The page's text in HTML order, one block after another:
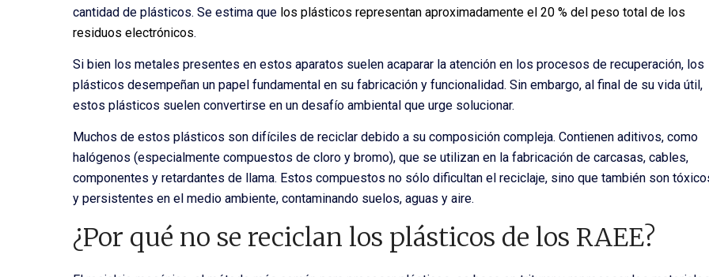
cantidad de plásticos. Se estima que los plásticos representan aproximadamente el 20 % del peso total de los
residuos electrónicos.
Si bien los metales presentes en estos aparatos suelen acaparar la atención en los procesos de recuperación, los
plásticos desempeñan un papel fundamental en su fabricación y funcionalidad. Sin embargo, al final de su vida útil,
estos plásticos suelen convertirse en un desafío ambiental que urge solucionar.
Muchos de estos plásticos son difíciles de reciclar debido a su composición compleja. Contienen aditivos, como
halógenos (especialmente compuestos de cloro y bromo), que se utilizan en la fabricación de carcasas, cables,
componentes y retardantes de llama. Estos compuestos no sólo dificultan el reciclaje, sino que también son
y persistentes en el medio ambiente, contaminando suelos, aguas y aire.
¿Por qué no se reciclan los plásticos de los RAEE?